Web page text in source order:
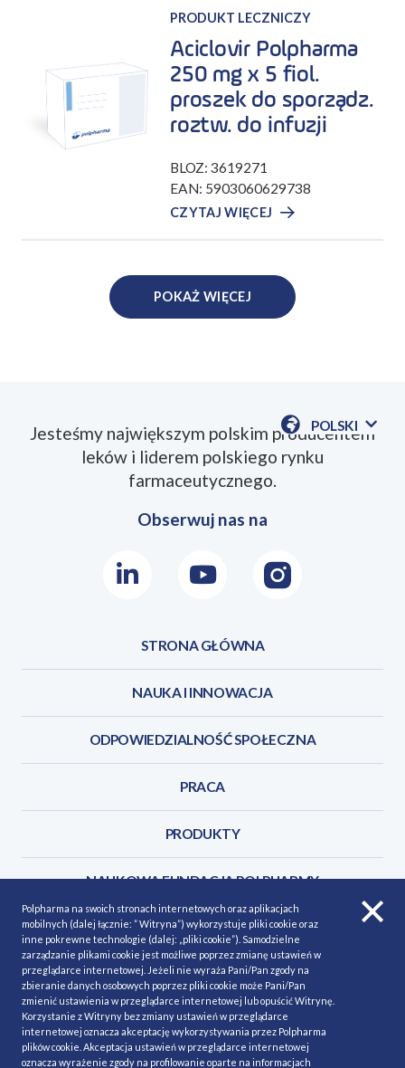
Aciclovir Polpharma
250 mg x 5 fiol.
proszek do sporządz.
roztw. do infuzji
PRODUKT LECZNICZY
BLOZ: 3619271
EAN: 5903060629738
CZYTAJ WIĘCEJ
POKAŻ WIĘCEJ
POLSKI
POKAŻ
Jesteśmy największym polskim producentem
leków i liderem polskiego rynku
farmaceutycznego.
Obserwuj nas na
LinkedInYoutubeInstagram
STRONA GŁÓWNA
NAUKA I INNOWACJA
ODPOWIEDZIALNOŚĆ SPOŁECZNA
PRACA
PRODUKTY
NAUKOWA FUNDACJA POLPHARMY
KONTAKT
POLITYKA COOKIES
Polityka prywatności
MAPA STRONY
NASZE SERWISY
Polpharma na swoich stronach internetowych oraz aplikacjach
mobilnych (dalej łącznie: ” Witryna”) wykorzystuje pliki cookie oraz
inne pokrewne technologie (dalej: „pliki cookie”). Samodzielne
zarządzanie plikami cookie jest możliwe poprzez zmianę ustawień w
przeglądarce internetowej. Jeżeli nie wyraża Pani/Pan zgody na
zbieranie danych osobowych poprzez pliki cookie może Pani/Pan
zmienić ustawienia w przeglądarce internetowej lub opuścić Witrynę.
Korzystanie z Witryny bez zmiany ustawień w przeglądarce
internetowej oznacza akceptację wykorzystywania przez Polpharma
plików cookie. Akceptacja ustawień w przeglądarce internetowej
oznacza wyrażenie zgody na profilowanie oparte na informacjach